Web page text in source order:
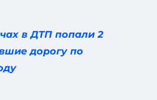
в ДТП попали 2
дорогу по